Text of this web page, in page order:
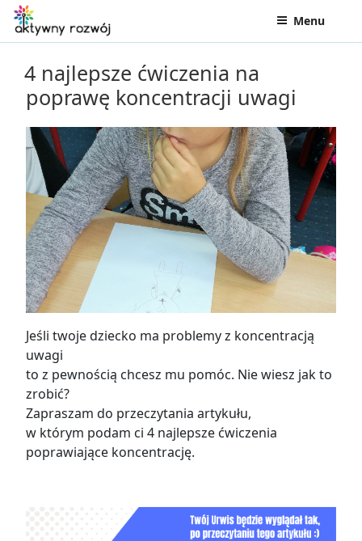
Menu
TAG:
DZIECKA
4 najlepsze ćwiczenia na
poprawę koncentracji uwagi
Jeśli twoje dziecko ma problemy z koncentracją
uwagi
to z pewnością chcesz mu pomóc. Nie wiesz jak to
zrobić?
Zapraszam do przeczytania artykułu,
w którym podam ci 4 najlepsze ćwiczenia
poprawiające koncentrację.